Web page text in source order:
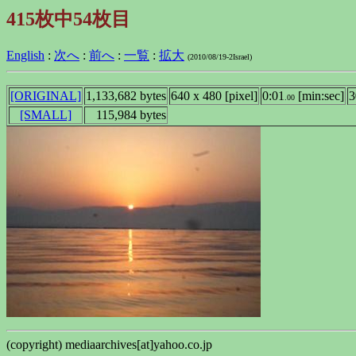
415枚中54枚目
English : 次へ : 前へ : 一覧 : 拡大 (2010/08/19-2Israel)
[ORIGINAL] 1,133,682 bytes 640 x 480 [pixel] 0:01 .00 [min:sec]
[SMALL]
115,984 bytes
(copyright) mediaarchives[at]yahoo.co.jp